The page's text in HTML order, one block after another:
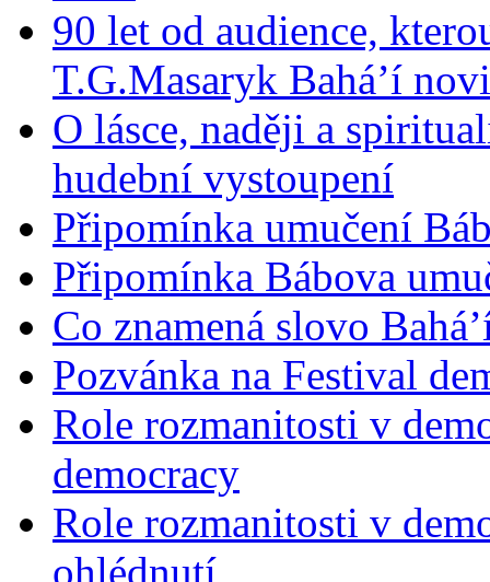
90 let od audience,
T.G.Masaryk Bahá’í
O lásce, naději a
hudební vystoupení
Připomínka umučení
Připomínka Bábova
Co znamená slovo
Pozvánka na Festival
Role rozmanitosti v
democracy
Role rozmanitosti v
ohlédnutí